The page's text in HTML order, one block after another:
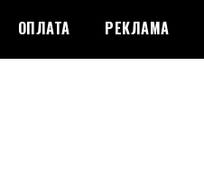
ОПЛАТА РЕКЛАМА